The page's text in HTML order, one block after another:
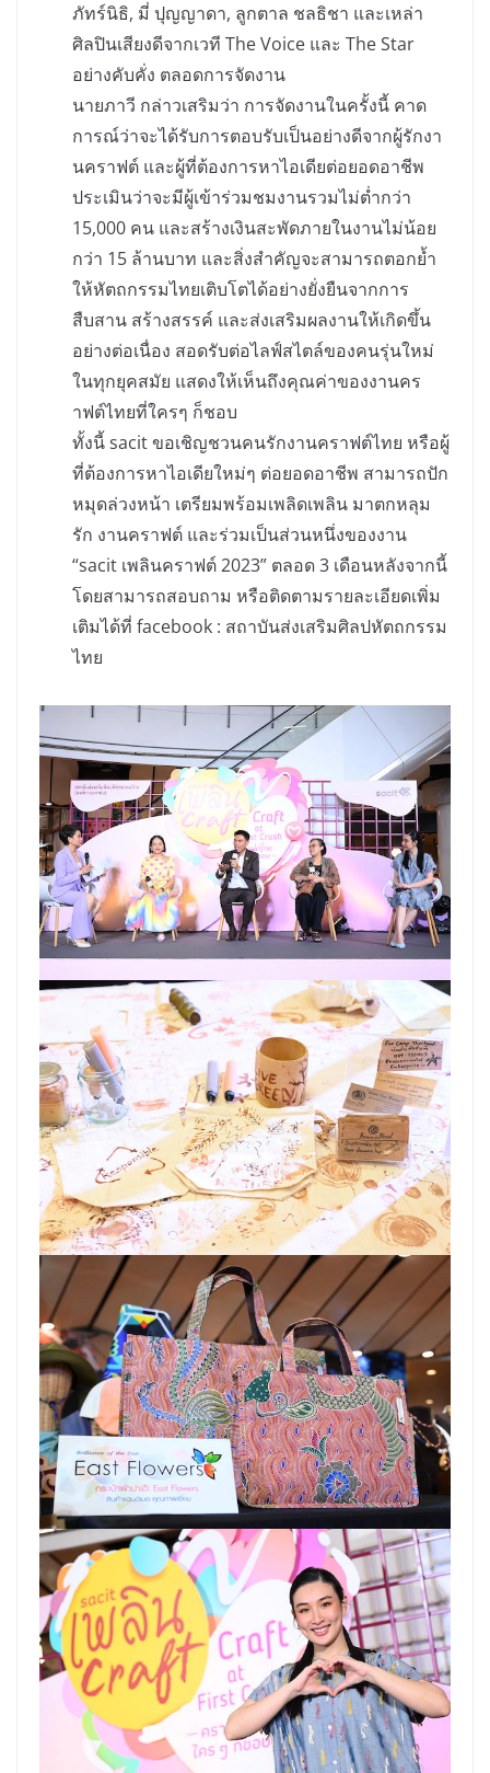
ภัทร์นิธิ, มี่ ปุญญาดา, ลูกตาล ชลธิชา และเหล่า
ศิลปินเสียงดีจากเวที The Voice และ The Star
อย่างคับคั่ง ตลอดการจัดงาน
นายภาวี กล่าวเสริมว่า การจัดงานในครั้งนี้ คาด
การณ์ว่าจะได้รับการตอบรับเป็นอย่างดีจากผู้รักงา
นคราฟต์ และผู้ที่ต้องการหาไอเดียต่อยอดอาชีพ
ประเมินว่าจะมีผู้เข้าร่วมชมงานรวมไม่ต่ำกว่า
15,000 คน และสร้างเงินสะพัดภายในงานไม่น้อย
กว่า 15 ล้านบาท และสิ่งสำคัญจะสามารถตอกย้ำ
ให้หัตถกรรมไทยเติบโตได้อย่างยั่งยืนจากการ
สืบสาน สร้างสรรค์ และส่งเสริมผลงานให้เกิดขึ้น
อย่างต่อเนื่อง สอดรับต่อไลฟ์สไตล์ของคนรุ่นใหม่
ในทุกยุคสมัย แสดงให้เห็นถึงคุณค่าของงานคร
าฟต์ไทยที่ใครๆ ก็ชอบ
ทั้งนี้ sacit ขอเชิญชวนคนรักงานคราฟต์ไทย หรือผู้
ที่ต้องการหาไอเดียใหม่ๆ ต่อยอดอาชีพ สามารถปัก
หมุดล่วงหน้า เตรียมพร้อมเพลิดเพลิน มาตกหลุม
รัก งานคราฟต์ และร่วมเป็นส่วนหนึ่งของงาน
“sacit เพลินคราฟต์ 2023” ตลอด 3 เดือนหลังจากนี้
โดยสามารถสอบถาม หรือติดตามรายละเอียดเพิ่ม
เติมได้ที่ facebook : สถาบันส่งเสริมศิลปหัตถกรรม
ไทย